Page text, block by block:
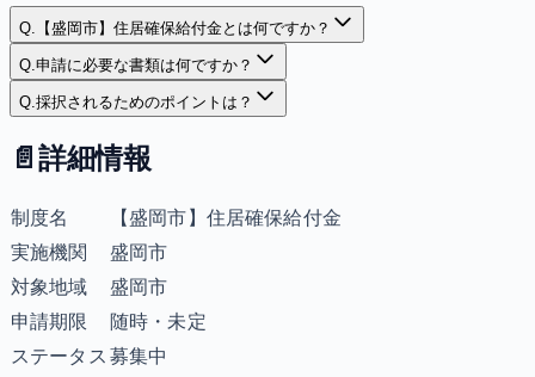
Q. 【盛岡市】住居確保給付金とは何ですか？
Q.申請に必要な書類は何ですか？
Q.採択されるためのポイントは？
📄 詳細情報
制度名
【盛岡市】住居確保給付金
実施機関
盛岡市
対象地域
盛岡市
申請期限
随時・未定
ステータス 募集中